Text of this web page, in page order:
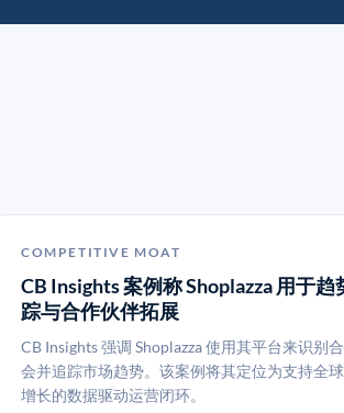
COMPETITIVE MOAT
CB Insights 案例称 Shoplazza 用于趋
踪与合作伙伴拓展
CB Insights 强调 Shoplazza 使用其平台来识别
会并追踪市场趋势。该案例将其定位为支持全
增长的数据驱动运营闭环。